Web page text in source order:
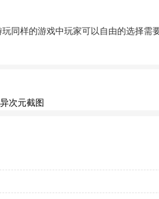
同样的游戏中玩家可以自由的选择需